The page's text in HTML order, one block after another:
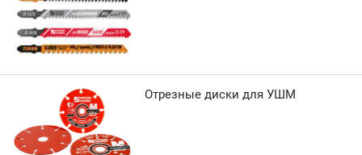
Отрезные диски для УШМ